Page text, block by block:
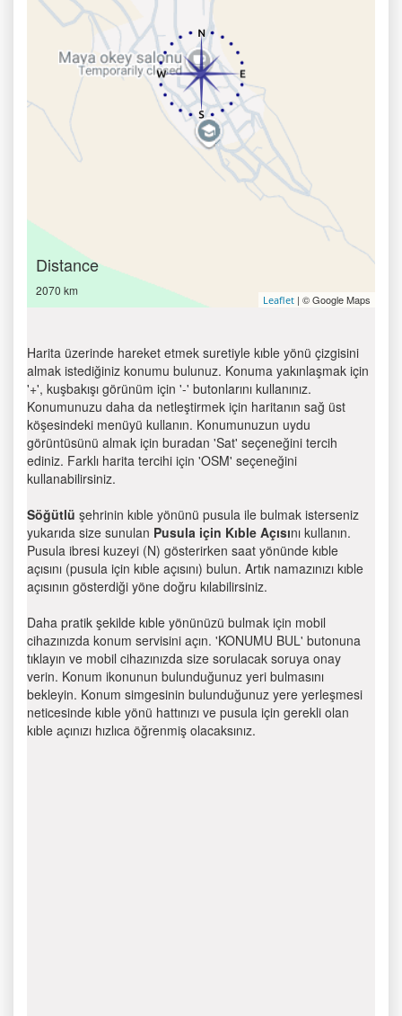
Distance
2070 km
Leaflet | © Google Maps
Harita üzerinde hareket etmek suretiyle kıble yönü çizgisini
almak istediğiniz konumu bulunuz. Konuma yakınlaşmak için
'+', kuşbakışı görünüm için '-' butonlarını kullanınız.
Konumunuzu daha da netleştirmek için haritanın sağ üst
köşesindeki menüyü kullanın. Konumunuzun uydu
görüntüsünü almak için buradan 'Sat' seçeneğini tercih
ediniz. Farklı harita tercihi için 'OSM' seçeneğini
kullanabilirsiniz.
Söğütlü şehrinin kıble yönünü pusula ile bulmak isterseniz
yukarıda size sunulan Pusula için Kıble Açısını kullanın.
Pusula ibresi kuzeyi (N) gösterirken saat yönünde kıble
açısını (pusula için kıble açısını) bulun. Artık namazınızı kıble
açısının gösterdiği yöne doğru kılabilirsiniz.
Daha pratik şekilde kıble yönünüzü bulmak için mobil
cihazınızda konum servisini açın. 'KONUMU BUL' butonuna
tıklayın ve mobil cihazınızda size sorulacak soruya onay
verin. Konum ikonunun bulunduğunuz yeri bulmasını
bekleyin. Konum simgesinin bulunduğunuz yere yerleşmesi
neticesinde kıble yönü hattınızı ve pusula için gerekli olan
kıble açınızı hızlıca öğrenmiş olacaksınız.